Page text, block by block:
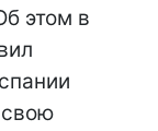
этом в